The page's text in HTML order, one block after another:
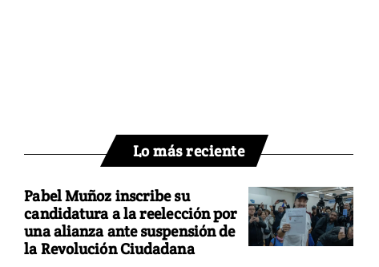
Lo más reciente
Pabel Muñoz inscribe su
candidatura a la reelección por
una alianza ante suspensión de
la Revolución Ciudadana